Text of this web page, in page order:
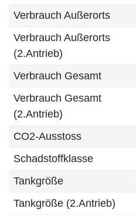
Verbrauch Außerorts
Verbrauch Außerorts
(2.Antrieb)
Verbrauch Gesamt
Verbrauch Gesamt
(2.Antrieb)
CO2-Ausstoss
Schadstoffklasse
Tankgröße
Tankgröße (2.Antrieb)